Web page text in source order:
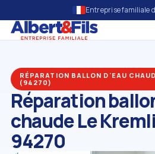
Entreprise familiale
RÉPARATION BALLON D'EAU
(94270)
Réparation
chaude Le
94270